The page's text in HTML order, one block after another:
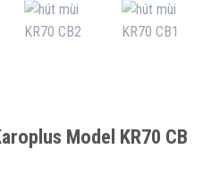
Model KR70 CB